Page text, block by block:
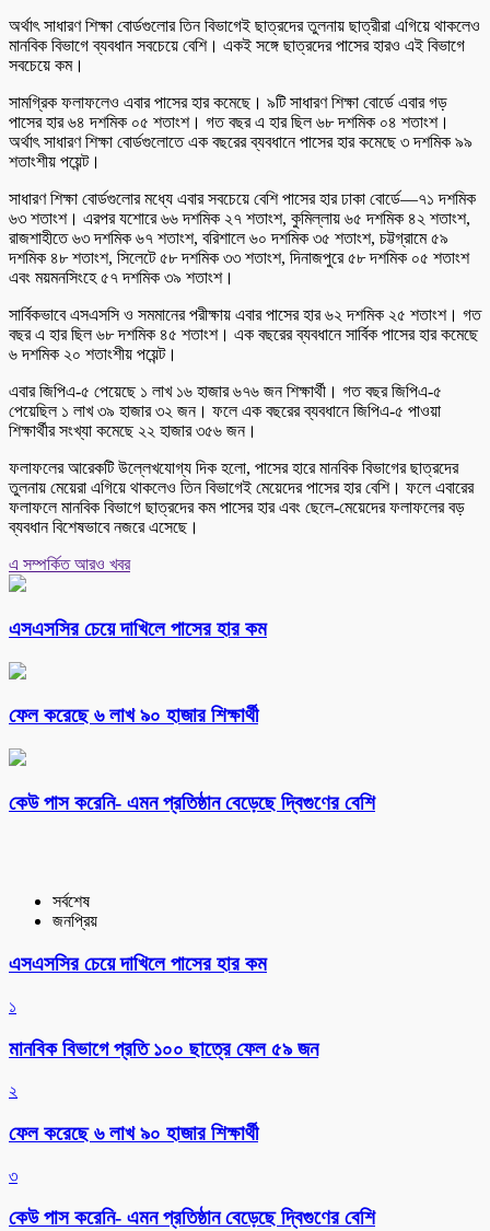
অর্থাৎ সাধারণ শিক্ষা বোর্ডগুলোর তিন বিভাগেই ছাত্রদের তুলনায় ছাত্রীরা এগিয়ে থাকলেও
মানবিক বিভাগে ব্যবধান সবচেয়ে বেশি। একই সঙ্গে ছাত্রদের পাসের হারও এই বিভাগে
সবচেয়ে কম।
সামগ্রিক ফলাফলেও এবার পাসের হার কমেছে। ৯টি সাধারণ শিক্ষা বোর্ডে এবার গড়
পাসের হার ৬৪ দশমিক ০৫ শতাংশ। গত বছর এ হার ছিল ৬৮ দশমিক ০৪ শতাংশ।
অর্থাৎ সাধারণ শিক্ষা বোর্ডগুলোতে এক বছরের ব্যবধানে পাসের হার কমেছে ৩ দশমিক ৯৯
শতাংশীয় পয়েন্ট।
সাধারণ শিক্ষা বোর্ডগুলোর মধ্যে এবার সবচেয়ে বেশি পাসের হার ঢাকা বোর্ডে—৭১ দশমিক
৬৩ শতাংশ। এরপর যশোরে ৬৬ দশমিক ২৭ শতাংশ, কুমিল্লায় ৬৫ দশমিক ৪২ শতাংশ,
রাজশাহীতে ৬৩ দশমিক ৬৭ শতাংশ, বরিশালে ৬০ দশমিক ৩৫ শতাংশ, চট্টগ্রামে ৫৯
দশমিক ৪৮ শতাংশ, সিলেটে ৫৮ দশমিক ৩৩ শতাংশ, দিনাজপুরে ৫৮ দশমিক ০৫ শতাংশ
এবং ময়মনসিংহে ৫৭ দশমিক ৩৯ শতাংশ।
সার্বিকভাবে এসএসসি ও সমমানের পরীক্ষায় এবার পাসের হার ৬২ দশমিক ২৫ শতাংশ। গত
বছর এ হার ছিল ৬৮ দশমিক ৪৫ শতাংশ। এক বছরের ব্যবধানে সার্বিক পাসের হার কমেছে
৬ দশমিক ২০ শতাংশীয় পয়েন্ট।
এবার জিপিএ-৫ পেয়েছে ১ লাখ ১৬ হাজার ৬৭৬ জন শিক্ষার্থী। গত বছর জিপিএ-৫
পেয়েছিল ১ লাখ ৩৯ হাজার ৩২ জন। ফলে এক বছরের ব্যবধানে জিপিএ-৫ পাওয়া
শিক্ষার্থীর সংখ্যা কমেছে ২২ হাজার ৩৫৬ জন।
ফলাফলের আরেকটি উল্লেখযোগ্য দিক হলো, পাসের হারে মানবিক বিভাগের ছাত্রদের
তুলনায় মেয়েরা এগিয়ে থাকলেও তিন বিভাগেই মেয়েদের পাসের হার বেশি। ফলে এবারের
ফলাফলে মানবিক বিভাগে ছাত্রদের কম পাসের হার এবং ছেলে-মেয়েদের ফলাফলের বড়
ব্যবধান বিশেষভাবে নজরে এসেছে।
এ সম্পর্কিত আরও খবর
এসএসসির চেয়ে দাখিলে পাসের হার কম
ফেল করেছে ৬ লাখ ৯০ হাজার শিক্ষার্থী
কেউ পাস করেনি- এমন প্রতিষ্ঠান বেড়েছে দ্বিগুণের বেশি
সর্বশেষ
জনপ্রিয়
এসএসসির চেয়ে দাখিলে পাসের হার কম
১
মানবিক বিভাগে প্রতি ১০০ ছাত্রে ফেল ৫৯ জন
২
ফেল করেছে ৬ লাখ ৯০ হাজার শিক্ষার্থী
৩
কেউ পাস করেনি- এমন প্রতিষ্ঠান বেড়েছে দ্বিগুণের বেশি